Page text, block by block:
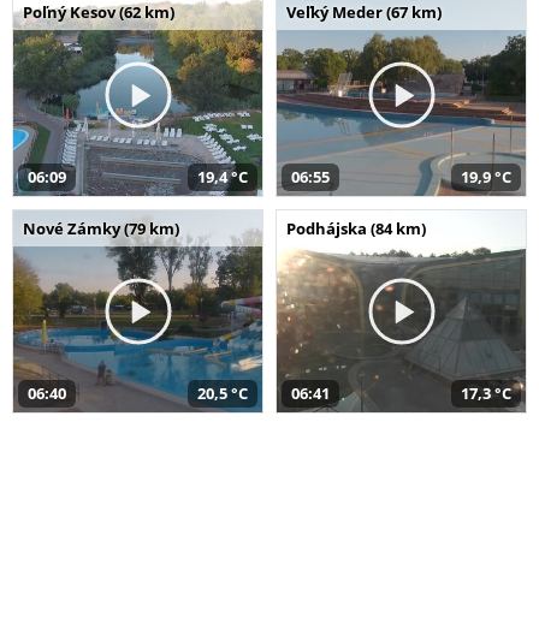
Poľný Kesov (62 km)
06:09 19,4 °C
Veľký Meder (67 km)
06:55 19,9 °C
Nové Zámky (79 km)
06:40 20,5 °C
Podhájska (84 km)
06:41 17,3 °C